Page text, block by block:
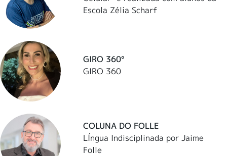
Escola Zélia Scharf
GIRO 360°
GIRO 360
COLUNA DO FOLLE
LÍngua Indisciplinada por Jaime
Folle